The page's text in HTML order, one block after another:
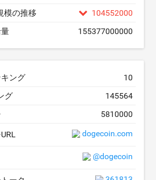
模の推移
104552000
155377000000
ング
10
グ
145564
5810000
dogecoin.com
@dogecoin